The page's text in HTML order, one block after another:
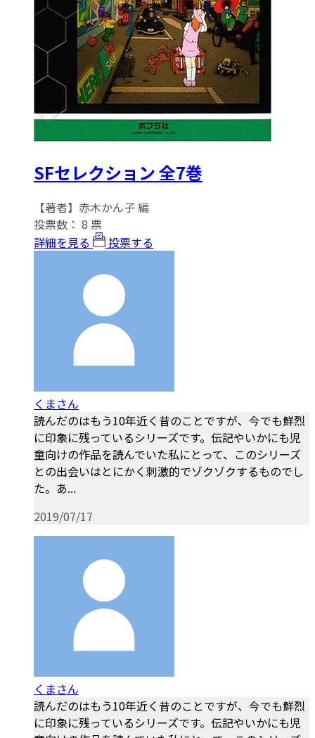
SFセレクション 全7巻
【著者】赤木かん子 編
投票数： 8 票
詳細を見る
投票する
くまさん
読んだのはもう10年近く昔のことですが、今でも鮮烈
に印象に残っているシリーズです。伝記やいかにも児
童向けの作品を読んでいた私にとって、このシリーズ
との出会いはとにかく刺激的でゾクゾクするものでし
た。あ...
2019/07/17
くまさん
読んだのはもう10年近く昔のことですが、今でも鮮烈
に印象に残っているシリーズです。伝記やいかにも児